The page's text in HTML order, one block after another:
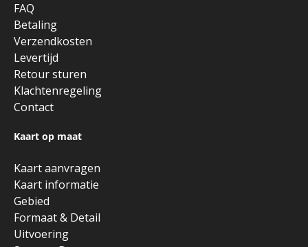
FAQ
Betaling
Verzendkosten
Levertijd
Retour sturen
Klachtenregeling
Contact
Kaart op maat
Kaart aanvragen
Kaart informatie
Gebied
Formaat & Detail
Uitvoering